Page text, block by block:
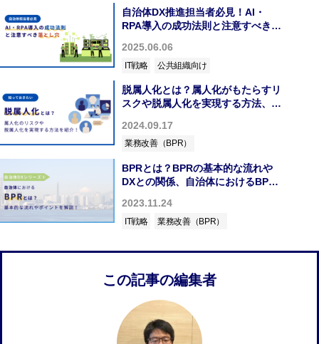
る第一歩として、非常に重要なプロセスの1
つでもあります。本記事で解説している重要
自治体DX推進担当者必見！AI・
RPA導入の成功法則と注意すべき落
2025.06.06
IT戦略 公共組織向け
脱属人化とは？属人化がもたらすリ
スクや脱属人化を実現する方法、成
2024.09.17
業務改善（BPR）
BPRとは？BPRの基本的な流れや
DXとの関係、自治体におけるBPR
2023.11.24
IT戦略 業務改善（BPR）
この記事の編集者